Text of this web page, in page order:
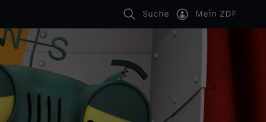
Suche Mein ZDF